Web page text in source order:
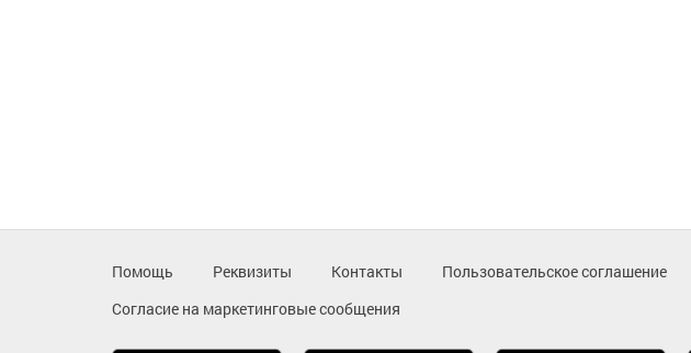
Помощь Реквизиты Контакты Пользовательское соглашение
Согласие на маркетинговые сообщения